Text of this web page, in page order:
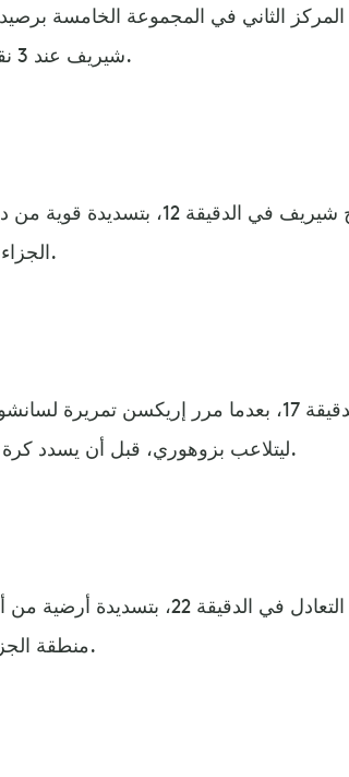
شيريف عند 3 نقاط في المركز الثالث.
جاءت المحاولة الأولى لصالح شيريف في
الجزاء، ذهبت أعلى العارضة.
وافتتح يونايتد التسجيل في الدقيقة 17، بعدما مرر
ليتلاعب بزوهوري، قبل أن يسدد كرة أرضية سكنت الشباك.
وكاد شيريف أن يسجل هدف التعادل في
منطقة الجزاء، مرت بجوار القائم.